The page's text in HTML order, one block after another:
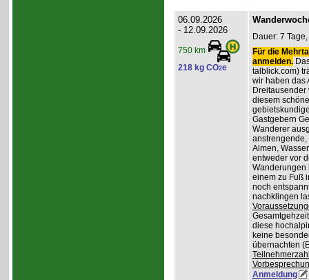
06.09.2026
- 12.09.2026
750 km
218 kg CO2e
Dauer: 7
Für die
anmelden.
talblick.com)
wir haben das
diesem
Gastgebern
Wanderer
Almen,
entweder vor
Wanderungen
einem zu Fuß
noch
nachklingen
diese
keine
übernachten
Anmeldung